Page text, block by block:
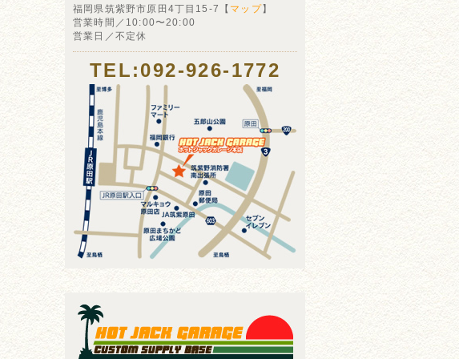
福岡県筑紫野市原田4丁目15-7【 マップ】
営業時間／10:00〜20:00
営業日／不定休
TEL:092-926-1772